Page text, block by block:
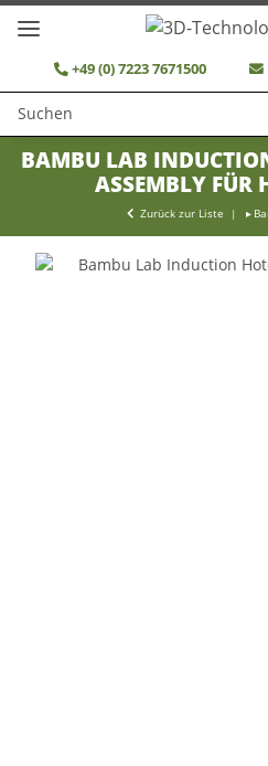
+49 (0) 7223 7671500
BAMBU LAB
ASSEMBLY FÜR
Zurück zur Liste